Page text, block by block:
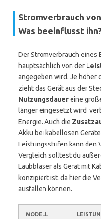
Stromverbrauch
Was beeinflusst ihn?
Der Stromverbrauch eines
hauptsächlich von der
angegeben wird. Je höher
zieht das Gerät aus der
Nutzungsdauereine
länger eingesetzt wird,
Energie. Auch die
Akku bei kabellosen
Leistungsstufen kann den
Vergleich solltest du
Laubbläser als Gerät mit
konzipiert ist, da hier die
ausfallen können.
MODELL